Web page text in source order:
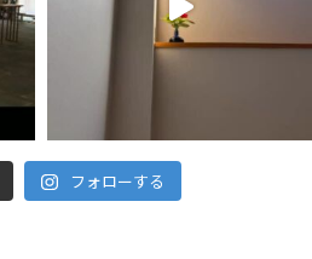
フォローする